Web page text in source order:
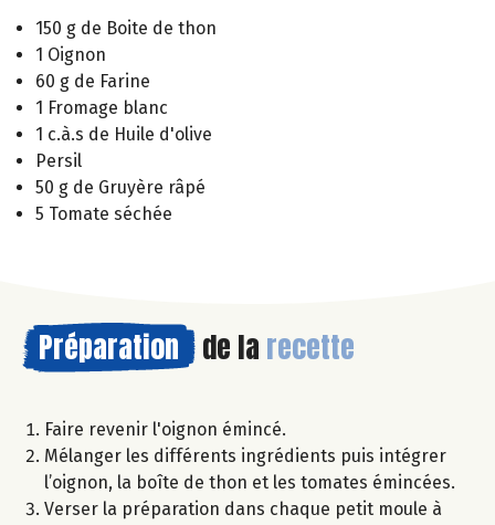
150 g de Boite de thon
1 Oignon
60 g de Farine
1 Fromage blanc
1 c.à.s de Huile d'olive
Persil
50 g de Gruyère râpé
5 Tomate séchée
Préparation de la recette
Faire revenir l'oignon émincé.
Mélanger les différents ingrédients puis intégrer
l’oignon, la boîte de thon et les tomates émincées.
Verser la préparation dans chaque petit moule à